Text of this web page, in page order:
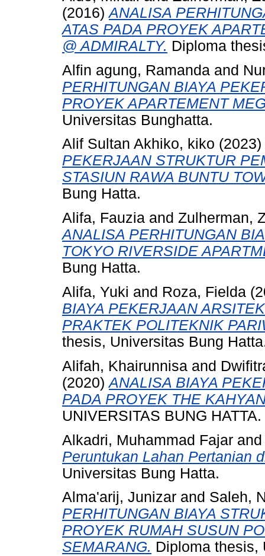
(2016)ANALISA
ATAS PADA PROYEK
@ ADMIRALTY. Diploma
Alfin agung, Ramanda and
PERHITUNGAN BIAYA
PROYEK APARTEMENT
Universitas Bunghatta.
Alif Sultan Akhiko, kiko (2023)
PEKERJAAN STRUKTUR
STASIUN RAWA BUNTU
Bung Hatta.
Alifa, Fauzia and Zulherman,
ANALISA PERHITUNGAN
TOKYO RIVERSIDE
Bung Hatta.
Alifa, Yuki and Roza, Fielda
BIAYA PEKERJAAN
PRAKTEK POLITEKNIK
thesis, Universitas Bung
Alifah, Khairunnisa and
(2020)ANALISA BIAYA
PADA PROYEK THE
UNIVERSITAS BUNG HATTA.
Alkadri, Muhammad Fajar and
Peruntukan Lahan Pertanian
Universitas Bung Hatta.
Alma'arij, Junizar and Saleh,
PERHITUNGAN BIAYA
PROYEK RUMAH SUSUN
SEMARANG. Diploma thesis,